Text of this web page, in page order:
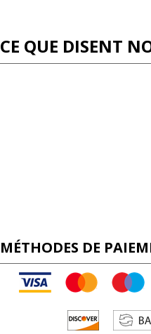
CE QUE DISENT
MÉTHODES DE